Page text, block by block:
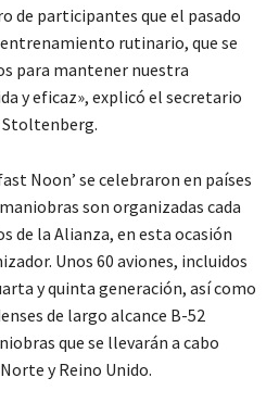
de participantes que el pasado
entrenamiento rutinario, que se
para mantener nuestra
y eficaz», explicó el secretario
Stoltenberg.
Noon’ se celebraron en países
son organizadas cada
de la Alianza, en esta ocasión
Unos 60 aviones, incluidos
y quinta generación, así como
de largo alcance B-52
que se llevarán a cabo
y Reino Unido.